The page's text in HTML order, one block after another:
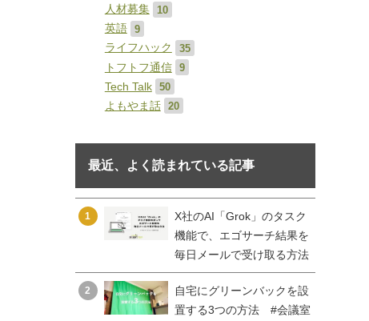
人材募集
10
英語
9
ライフハック
35
トフトフ通信
9
Tech Talk
50
よもやま話
20
最近、よく読まれている記事
1
X社のAI「Grok」のタスク
機能で、エゴサーチ結果を
毎日メールで受け取る方法
2
自宅にグリーンバックを設
置する3つの方法 #会議室